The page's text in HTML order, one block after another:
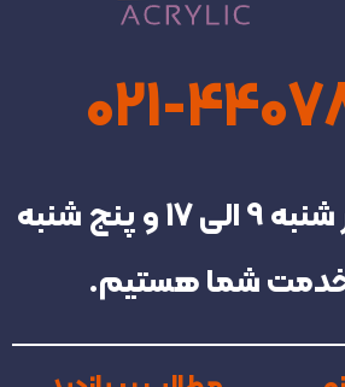
021-
از شنبه تا چهار شنبه‌ 9 الی 17 و پنج شنبه